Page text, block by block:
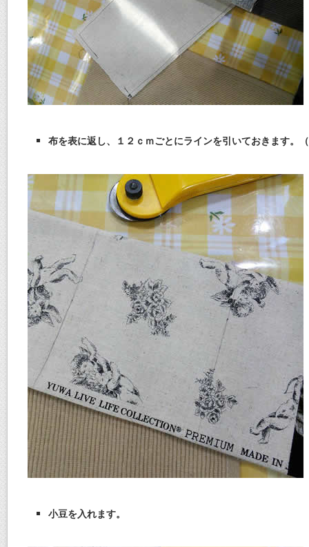
布を表に返し、１２ｃｍごとにラインを引いておきます。
小豆を入れます。